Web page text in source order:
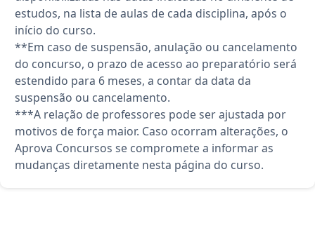
estudos, na lista de aulas de cada disciplina, após o
início do curso.
**Em caso de suspensão, anulação ou cancelamento
do concurso, o prazo de acesso ao preparatório será
estendido para 6 meses, a contar da data da
suspensão ou cancelamento.
***A relação de professores pode ser ajustada por
motivos de força maior. Caso ocorram alterações, o
Aprova Concursos se compromete a informar as
mudanças diretamente nesta página do curso.